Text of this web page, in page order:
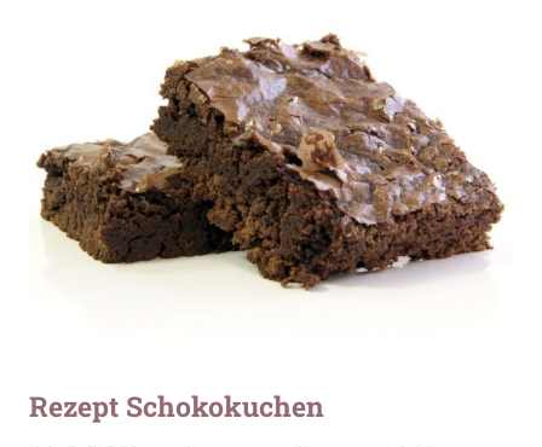
Zum
Anfang
Rezept Schokokuchen